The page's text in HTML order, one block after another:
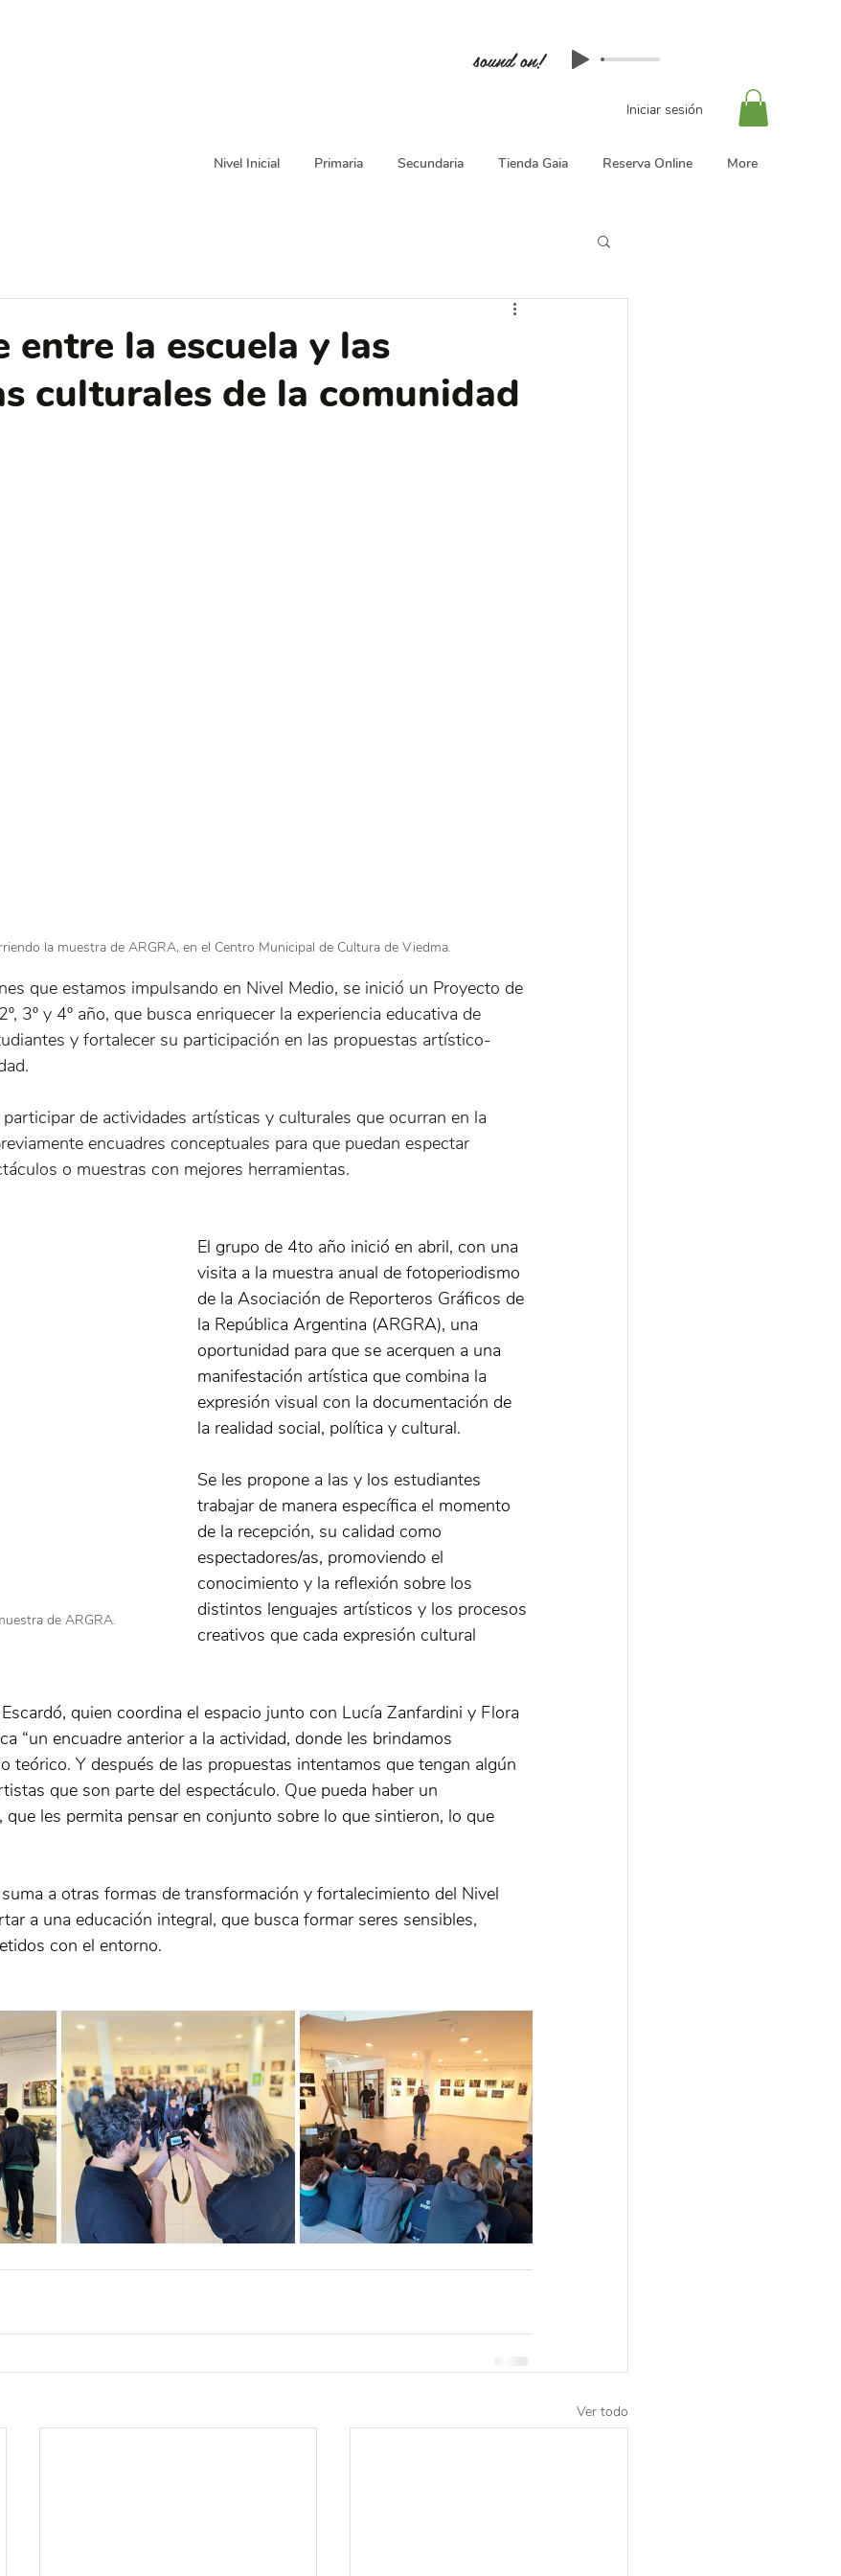
sound on!
Iniciar sesión
Nivel Inicial Primaria Secundaria Tienda Gaia Reserva Online More
entre la escuela y las
culturales de la comunidad
la muestra de ARGRA, en el Centro Municipal de Cultura de Viedma.
que estamos impulsando en Nivel Medio, se inició un Proyecto de
3º y 4º año, que busca enriquecer la experiencia educativa de
y fortalecer su participación en las propuestas artístico-
de actividades artísticas y culturales que ocurran en la
encuadres conceptuales para que puedan espectar
o muestras con mejores herramientas.
de ARGRA.
El grupo de 4to año inició en abril, con una
visita a la muestra anual de fotoperiodismo
de la Asociación de Reporteros Gráficos de
la República Argentina (ARGRA), una
oportunidad para que se acerquen a una
manifestación artística que combina la
expresión visual con la documentación de
la realidad social, política y cultural.
Se les propone a las y los estudiantes
trabajar de manera específica el momento
de la recepción, su calidad como
espectadores/as, promoviendo el
conocimiento y la reflexión sobre los
distintos lenguajes artísticos y los procesos
creativos que cada expresión cultural
quien coordina el espacio junto con Lucía Zanfardini y Flora
“un encuadre anterior a la actividad, donde les brindamos
teórico. Y después de las propuestas intentamos que tengan algún
que son parte del espectáculo. Que pueda haber un
que les permita pensar en conjunto sobre lo que sintieron, lo que
a otras formas de transformación y fortalecimiento del Nivel
a una educación integral, que busca formar seres sensibles,
con el entorno.
Ver todo